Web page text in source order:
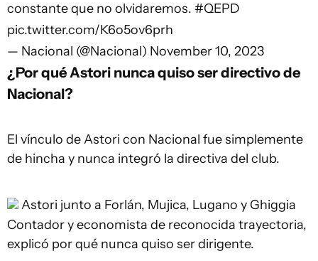
constante que no olvidaremos. #QEPD
pic.twitter.com/K6o5ov6prh
— Nacional (@Nacional) November 10, 2023
¿Por qué Astori nunca quiso ser directivo de
Nacional?
El vínculo de Astori con Nacional fue simplemente
de hincha y nunca integró la directiva del club.
Astori junto a Forlán, Mujica, Lugano y Ghiggia
Contador y economista de reconocida trayectoria,
explicó por qué nunca quiso ser dirigente.